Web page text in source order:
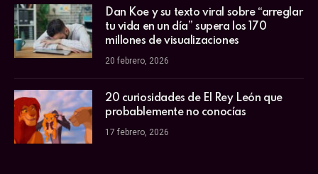
Dan Koe y su texto viral sobre “arreglar
tu vida en un día” supera los 170
millones de visualizaciones
20 febrero, 2026
20 curiosidades de El Rey León que
probablemente no conocías
17 febrero, 2026